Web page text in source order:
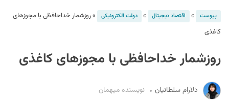
پیوست » اقتصاد دیجیتال » دولت الکترونیکی »روزشمار خداحافظی با مجوزهای
کاغذی
روزشمار خداحافظی با مجوزهای کاغذی
دلارام سلطانیان نویسنده میهمان